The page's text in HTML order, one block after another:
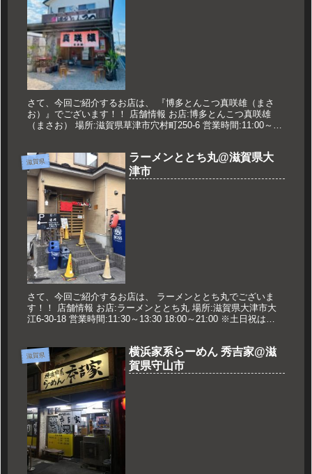
さて、今回ご紹介するお店は、 『博多とんこつ真咲雄（まさ
お）』でございます！！ 店舗情報 お店:博多とんこつ真咲雄
（まさお） 場所:滋賀県草津市穴村町250-6 営業時間:11:00～
滋賀県
ラーメンととち丸@滋賀県大
津市
さて、今回ご紹介するお店は、 ラーメンととち丸でございま
す！！ 店舗情報 お店:ラーメンととち丸 場所:滋賀県大津市大
江6-30-18 営業時間:11:30～13:30 18:00～21:00 ※土日祝は
滋賀県
横浜家系らーめん 秀吉家@滋
賀県守山市